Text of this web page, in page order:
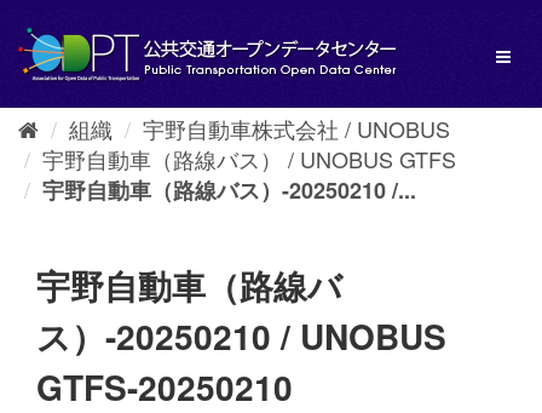
し
組織
宇野自動車株式会社 / UNOBUS
宇野自動車（路線バス） / UNOBUS GTFS
宇野自動車（路線バス）-20250210 /...
宇野自動車（路線バ
ス）-20250210 / UNOBUS
GTFS-20250210